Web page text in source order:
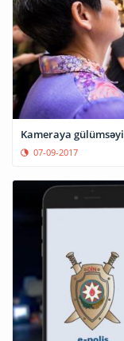
Kameraya
07-09-2017